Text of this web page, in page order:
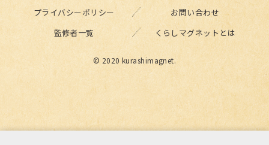
プライバシーポリシー
お問い合わせ
監修者一覧
くらしマグネットとは
© 2020 kurashimagnet.